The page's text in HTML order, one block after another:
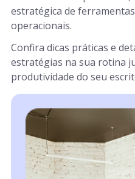
estratégica de
operacionais.
Confira dicas práticas e
estratégias na sua rotina
produtividade do seu